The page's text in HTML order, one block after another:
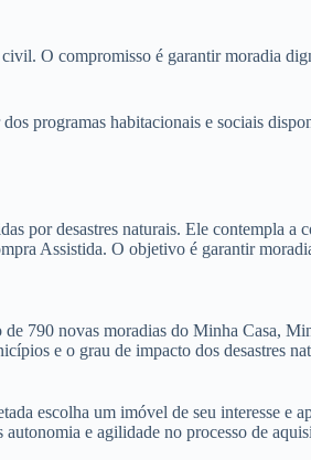
O compromisso é garantir moradia
programas habitacionais e sociais
por desastres naturais. Ele contempla a
Assistida. O objetivo é garantir
790 novas moradias do Minha Casa,
e o grau de impacto dos desastres
escolha um imóvel de seu interesse e
e agilidade no processo de